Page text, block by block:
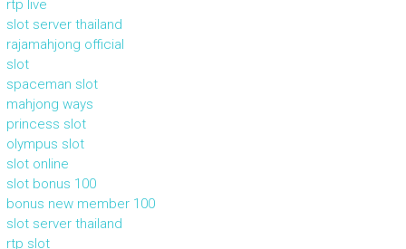
rtp live
slot server thailand
rajamahjong official
slot
spaceman slot
mahjong ways
princess slot
olympus slot
slot online
slot bonus 100
bonus new member 100
slot server thailand
rtp slot